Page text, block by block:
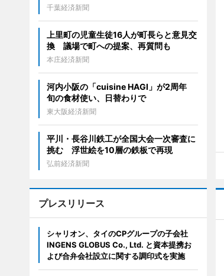
千葉経済新聞
上里町の児童生徒16人が町長らと意見交
換 議場で町への提案、再質問も
本庄経済新聞
河内小阪の「cuisine HAGI」が2周年
旬の食材使い、日替わりで
東大阪経済新聞
平川・長谷川鉄工が全国大会一次審査に
挑む 浮世絵を10層の鉄板で再現
弘前経済新聞
プレスリリース
シャリオン、タイのCPグループの子会社
INGENS GLOBUS Co., Ltd. と資本提携お
よび合弁会社設立に関する調印式を実施